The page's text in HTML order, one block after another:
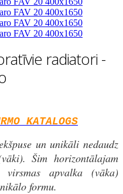
radiatori -
KATALOGS
un unikāli nedaudz
Šim horizontālajam
apvalka (vāka)
formu.